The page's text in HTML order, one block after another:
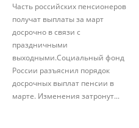
Часть российских пенсионеров
получат выплаты за март
досрочно в связи с
праздничными
выходными.Социальный фонд
России разъяснил порядок
досрочных выплат пенсии в
марте. Изменения затронут...